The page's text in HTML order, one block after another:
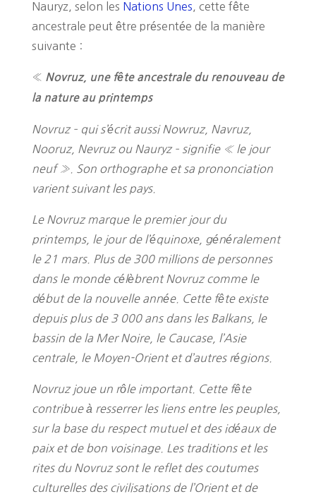
Nauryz, selon les Nations Unes , cette fête
ancestrale peut être présentée de la manière
suivante :
« Novruz, une fête ancestrale du renouveau de
la nature au printemps
Novruz – qui s’écrit aussi Nowruz, Navruz,
Nooruz, Nevruz ou Nauryz – signifie « le jour
neuf ». Son orthographe et sa prononciation
varient suivant les pays.
Le Novruz marque le premier jour du
printemps, le jour de l’équinoxe, généralement
le 21 mars. Plus de 300 millions de personnes
dans le monde célèbrent Novruz comme le
début de la nouvelle année. Cette fête existe
depuis plus de 3 000 ans dans les Balkans, le
bassin de la Mer Noire, le Caucase, l’Asie
centrale, le Moyen-Orient et d’autres régions.
Novruz joue un rôle important. Cette fête
contribue à resserrer les liens entre les peuples,
sur la base du respect mutuel et des idéaux de
paix et de bon voisinage. Les traditions et les
rites du Novruz sont le reflet des coutumes
culturelles des civilisations de l’Orient et de